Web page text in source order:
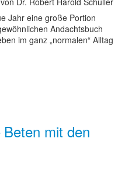
Jahr eine große Portion
Andachtsbuch
im ganz „normalen“ Alltag
mit den